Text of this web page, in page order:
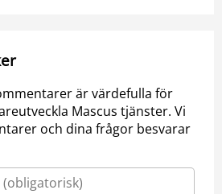
är värdefulla för
Mascus tjänster. Vi
och dina frågor besvarar